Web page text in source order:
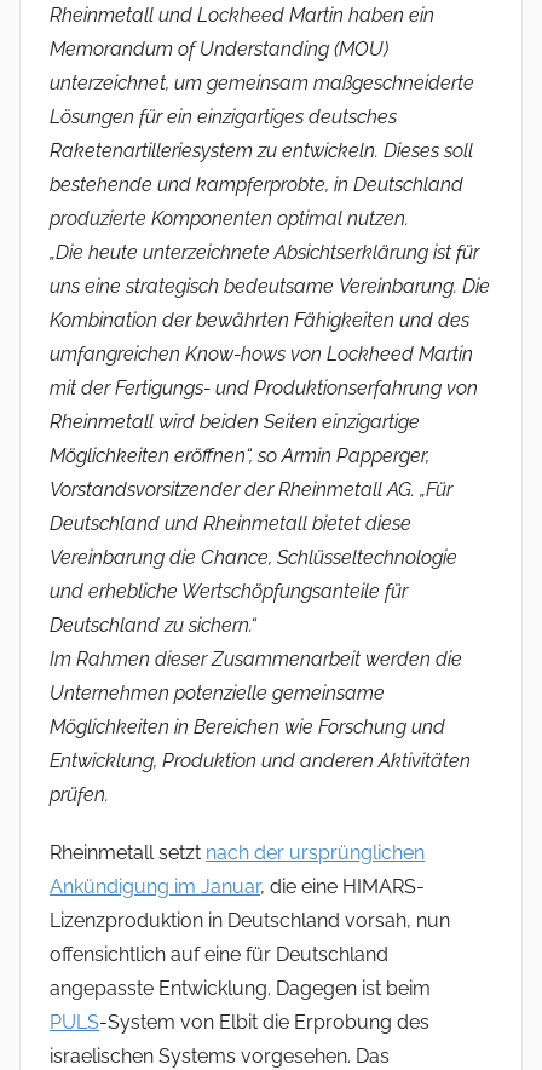
Rheinmetall und Lockheed Martin haben ein
Memorandum ofUnderstanding (MOU)
unterzeichnet, um gemeinsam maßgeschneiderte
Lösungen für ein einzigartiges deutsches
Raketenartilleriesystem zu entwickeln. Dieses soll
bestehende und kampferprobte, in Deutschland
produzierte Komponenten optimal nutzen.
„Die heute unterzeichnete Absichtserklärung ist für
uns eine strategisch bedeutsame Vereinbarung. Die
Kombination der bewährten Fähigkeiten und des
umfangreichen Know-hows von Lockheed Martin
mit der Fertigungs- und Produktionserfahrung von
Rheinmetall wird beiden Seiten einzigartige
Möglichkeiten eröffnen“, so Armin Papperger,
Vorstandsvorsitzenderder Rheinmetall AG. „Für
Deutschland und Rheinmetall bietet diese
Vereinbarung die Chance, Schlüsseltechnologie
und erhebliche Wertschöpfungsanteile für
Deutschland zu sichern.“
Im Rahmen dieser Zusammenarbeit werden die
Unternehmen potenzielle gemeinsame
Möglichkeiten in Bereichen wie Forschung und
Entwicklung, Produktion und anderen Aktivitäten
prüfen.
Rheinmetall setzt nach der ursprünglichen
Ankündigung im Januar, die eine HIMARS-
Lizenzproduktion in Deutschland vorsah, nun
offensichtlich auf eine für Deutschland
angepasste Entwicklung. Dagegen ist beim
PULS-System von Elbit die Erprobung des
israelischen Systems vorgesehen. Das